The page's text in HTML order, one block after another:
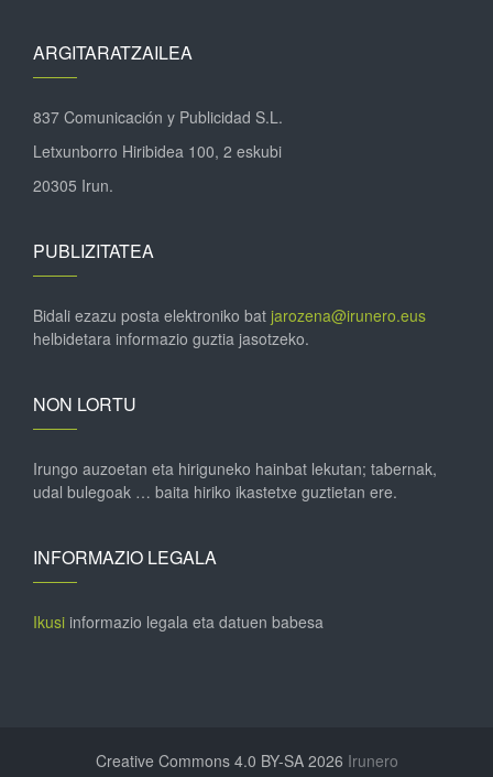
ARGITARATZAILEA
837 Comunicación y Publicidad S.L.
Letxunborro Hiribidea 100, 2 eskubi
20305 Irun.
PUBLIZITATEA
Bidali ezazu posta elektroniko bat jarozena@irunero.eus
helbidetara informazio guztia jasotzeko.
NON LORTU
Irungo auzoetan eta hiriguneko hainbat lekutan; tabernak,
udal bulegoak … baita hiriko ikastetxe guztietan ere.
INFORMAZIO LEGALA
Ikusi informazio legala eta datuen babesa
Creative Commons 4.0 BY-SA 2026 Irunero